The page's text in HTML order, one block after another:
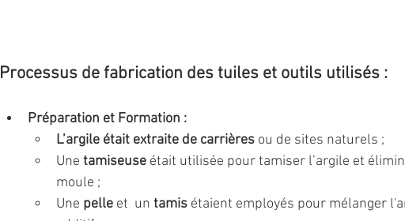
Processus de fabrication des tuiles et outils utilisés :
Préparation et Formation :
L’argile était extraite de carrières ou de sites naturels ;
Une tamiseuse était utilisée pour tamiser l’argile et
moule ;
Une pelle et  un tamis étaient employés pour mélanger